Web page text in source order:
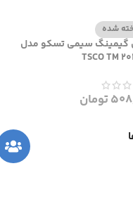
شده
سیمی تسکو مدل
TSCO TM
تومان